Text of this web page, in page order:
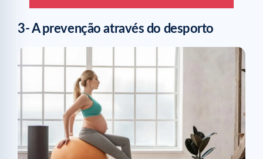
3- A prevenção através do desporto